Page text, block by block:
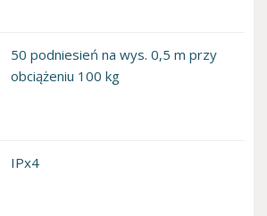
50 podniesień na wys. 0,5 m przy
obciążeniu 100 kg
IPx4